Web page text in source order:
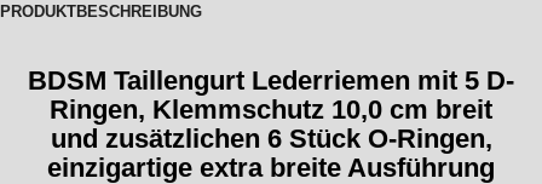
PRODUKTBESCHREIBUNG
BDSM Taillengurt Lederriemen mit 5 D-
Ringen, Klemmschutz 10,0 cm breit
und zusätzlichen 6 Stück O-Ringen,
einzigartige extra breite Ausführung